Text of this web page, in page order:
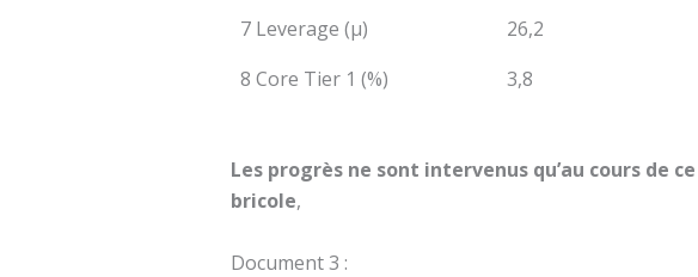
7 Leverage (µ)
26,2
8 Core Tier 1 (%)
3,8
Les progrès ne sont intervenus qu’au cours de
bricole,
Document 3 :